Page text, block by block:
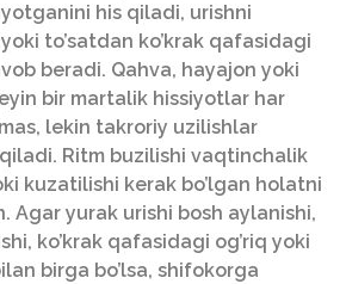
his qiladi, urishni
to’satdan ko’krak qafasidagi
beradi. Qahva, hayajon yoki
bir martalik hissiyotlar har
lekin takroriy uzilishlar
Ritm buzilishi vaqtinchalik
kuzatilishi kerak bo’lgan holatni
Agar yurak urishi bosh aylanishi,
ko’krak qafasidagi og’riq yoki
birga bo’lsa, shifokorga